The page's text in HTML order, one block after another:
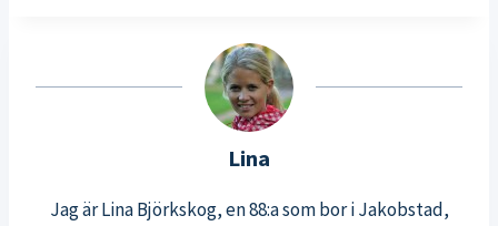
Lina
Jag är Lina Björkskog, en 88:a som bor i Jakobstad,